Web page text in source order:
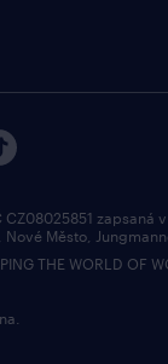
Město,
THE WORLD